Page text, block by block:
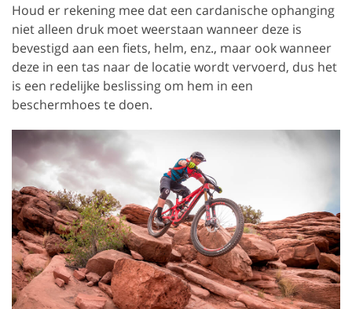
Houd er rekening mee dat een cardanische ophanging
niet alleen druk moet weerstaan wanneer deze is
bevestigd aan een fiets, helm, enz., maar ook wanneer
deze in een tas naar de locatie wordt vervoerd, dus het
is een redelijke beslissing om hem in een
beschermhoes te doen.